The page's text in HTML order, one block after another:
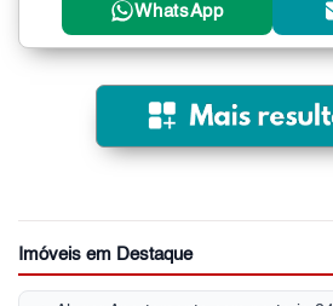
WhatsApp
Imóveis em Destaque